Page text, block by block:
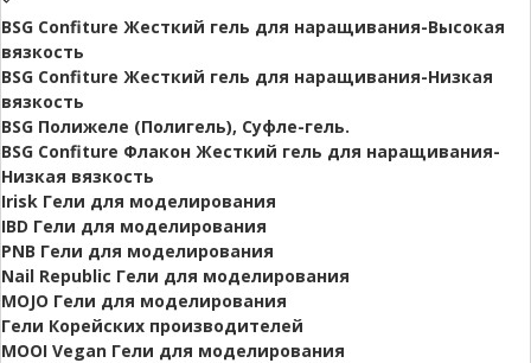
BSG Confiture Жесткий гель для наращивания-Высокая
вязкость
BSG Confiture Жесткий гель для наращивания-Низкая
вязкость
BSG Полижеле (Полигель), Суфле-гель.
BSG Confiture Флакон Жесткий гель для наращивания-
Низкая вязкость
Irisk Гели для моделирования
IBD Гели для моделирования
PNB Гели для моделирования
Nail Republic Гели для моделирования
MOJO Гели для моделирования
Гели Корейских производителей
MOOI Vegan Гели для моделирования